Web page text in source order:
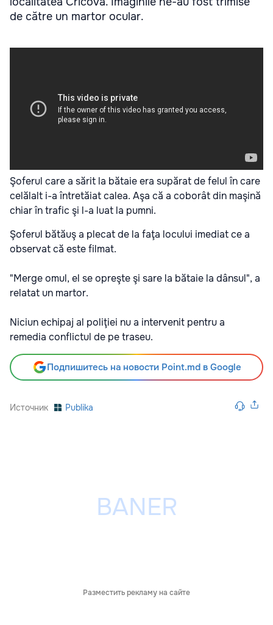
de către un martor ocular.
Şoferul care a sărit la bătaie era supărat de felul în care
celălalt i-a întretăiat calea. Aşa că a coborât din maşină
chiar în trafic şi l-a luat la pumni.
Şoferul bătăuş a plecat de la faţa locului imediat ce a
observat că este filmat.
"Merge omul, el se opreşte şi sare la bătaie la dânsul", a
relatat un martor.
Niciun echipaj al poliţiei nu a intervenit pentru a
remedia conflictul de pe traseu.
Подпишитесь на новости Point.md в Google
Источник Publika
Разместить рекламу на сайте